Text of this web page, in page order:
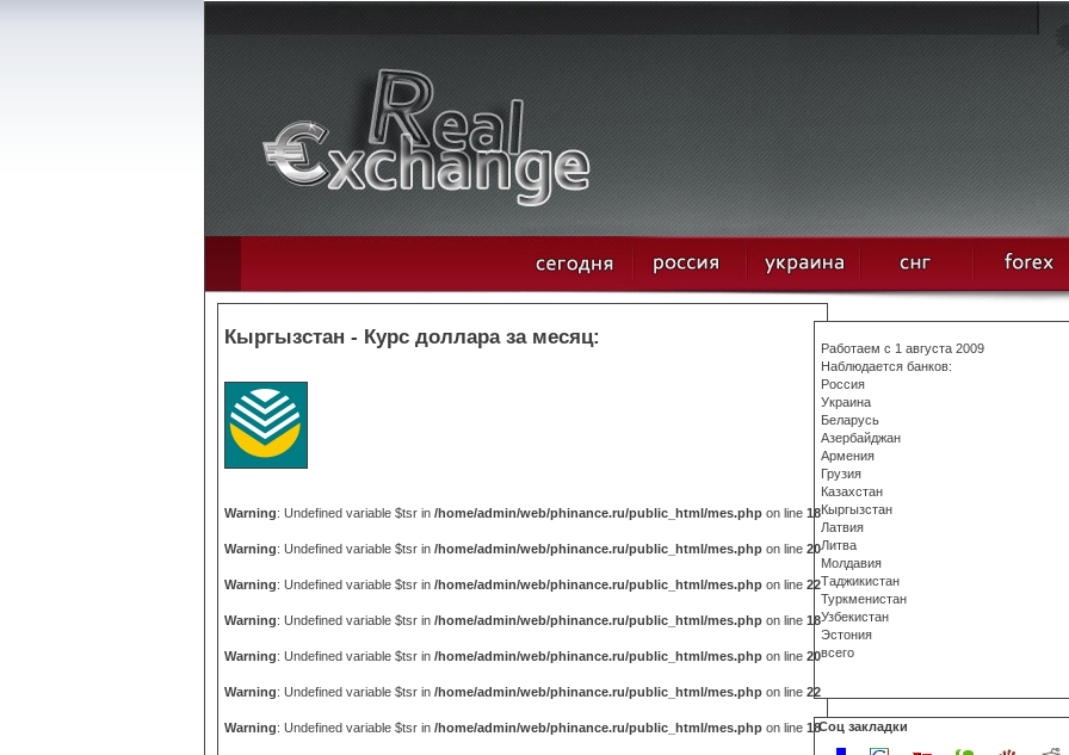
Кыргызстан - Курс доллара за месяц:
Warning: Undefined variable $tsr in /home/admin/web/phinance.ru/public_html/mes.php on line 18
Warning: Undefined variable $tsr in /home/admin/web/phinance.ru/public_html/mes.php on line 20
Warning: Undefined variable $tsr in /home/admin/web/phinance.ru/public_html/mes.php on line 22
Warning: Undefined variable $tsr in /home/admin/web/phinance.ru/public_html/mes.php on line 18
Warning: Undefined variable $tsr in /home/admin/web/phinance.ru/public_html/mes.php on line 20
Warning: Undefined variable $tsr in /home/admin/web/phinance.ru/public_html/mes.php on line 22
Warning: Undefined variable $tsr in /home/admin/web/phinance.ru/public_html/mes.php on line 18
Работаем с 1 августа 2009
Наблюдается банков:
Россия
Украина
Беларусь
Азербайджан
Армения
Грузия
Казахстан
Кыргызстан
Латвия
Литва
Молдавия
Таджикистан
Туркменистан
Узбекистан
Эстония
всего
Соц закладки